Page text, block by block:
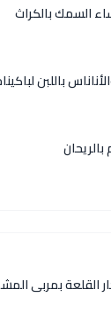
السمك بالكراث
باللبن
القلعة بمربى